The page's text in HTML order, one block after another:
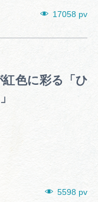
17058 pv
色に彩る「ひ
5598 pv